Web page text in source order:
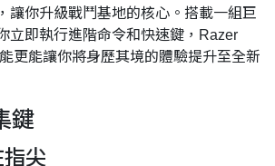
讓你升級戰鬥基地的核心。搭載一組巨
立即執行進階命令和快速鍵，Razer
更能讓你將身歷其境的體驗提升至全新
鍵
尖